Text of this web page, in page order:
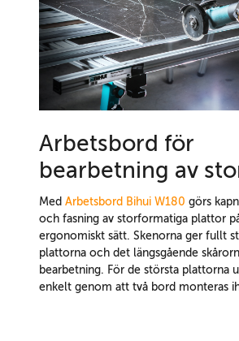
Arbetsbord för
bearbetning av
Med Arbetsbord Bihui W180 görs
och fasning av storformatiga plattor
ergonomiskt sätt. Skenorna ger fullt
plattorna och det längsgående
bearbetning. För de största plattorna
enkelt genom att två bord monteras